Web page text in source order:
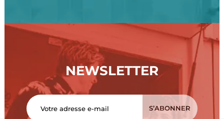
NEWSLETTER